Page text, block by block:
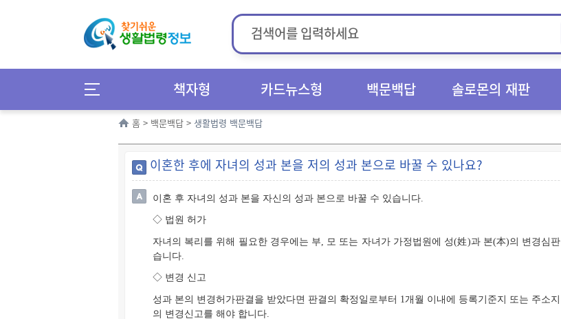
책자형 카드뉴스형 백문백답 솔로몬의 재판
홈 > 백문백답 > 생활법령 백문백답
이혼한 후에 자녀의 성과 본을 저의 성과 본으로 바꿀 수 있나요?
이혼 후 자녀의 성과 본을 자신의 성과 본으로 바꿀 수 있습니다.
◇ 법원 허가
자녀의 복리를 위해 필요한 경우에는 부, 모 또는 자녀가 가정법원에 성(姓)과 본(本)의 변경심
습니다.
◇ 변경 신고
성과 본의 변경허가판결을 받았다면 판결의 확정일로부터 1개월 이내에 등록기준지 또는 주소
의 변경신고를 해야 합니다.